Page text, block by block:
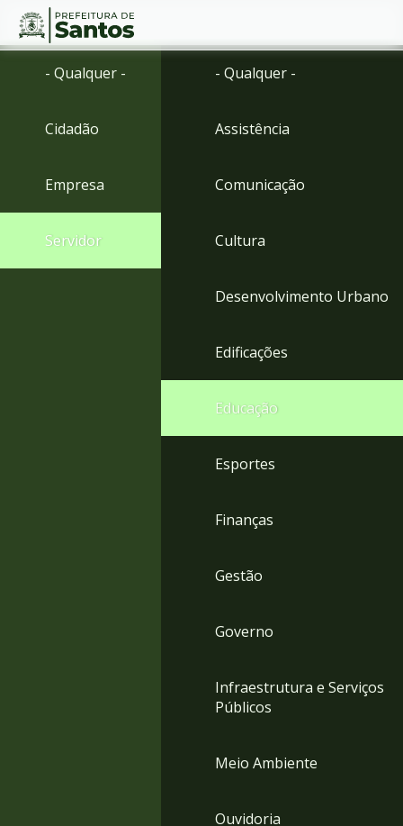
Ir
menu
para
Conteúdo
- Qualquer -
Cidadão
Empresa
Servidor
- Qualquer -
Assistência
Comunicação
Cultura
Desenvolvimento Urbano
Edificações
Educação
Esportes
Finanças
Gestão
Governo
Infraestrutura e Serviços
Públicos
Meio Ambiente
Ouvidoria